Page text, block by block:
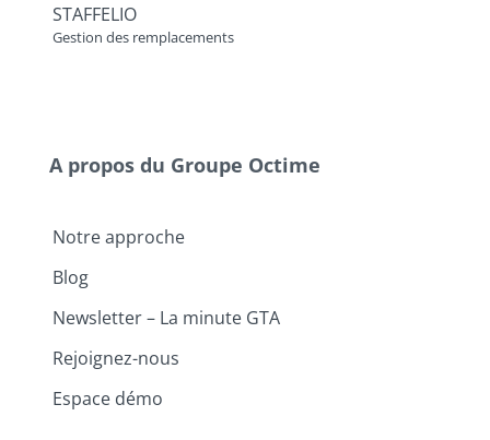
STAFFELIO
Gestion des remplacements
A propos du Groupe Octime
Notre approche
Blog
Newsletter – La minute GTA
Rejoignez-nous
Espace démo